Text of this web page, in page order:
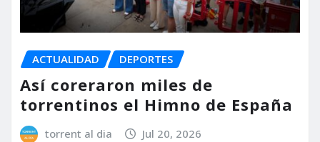
ACTUALIDAD DEPORTES
Así coreraron miles de
torrentinos el Himno de España
torrent al dia Jul 20, 2026